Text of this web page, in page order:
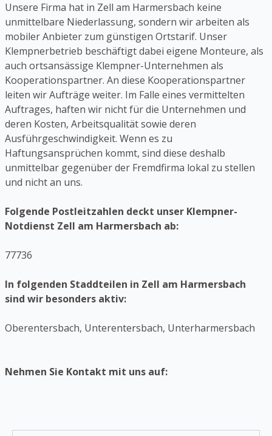
Unsere Firma hat in Zell am Harmersbach keine
unmittelbare Niederlassung, sondern wir arbeiten als
mobiler Anbieter zum günstigen Ortstarif. Unser
Klempnerbetrieb beschäftigt dabei eigene Monteure, als
auch ortsansässige Klempner-Unternehmen als
Kooperationspartner. An diese Kooperationspartner
leiten wir Aufträge weiter. Im Falle eines vermittelten
Auftrages, haften wir nicht für die Unternehmen und
deren Kosten, Arbeitsqualität sowie deren
Ausführgeschwindigkeit. Wenn es zu
Haftungsansprüchen kommt, sind diese deshalb
unmittelbar gegenüber der Fremdfirma lokal zu stellen
und nicht an uns.
Folgende Postleitzahlen deckt unser Klempner-
Notdienst Zell am Harmersbach ab:
77736
In folgenden Staddteilen in Zell am Harmersbach
sind wir besonders aktiv:
Oberentersbach, Unterentersbach, Unterharmersbach
Nehmen Sie Kontakt mit uns auf: